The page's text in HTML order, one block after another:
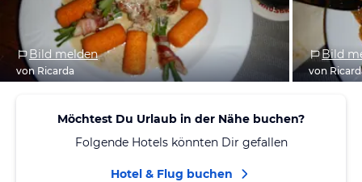
Bild melden
von Ricarda
Bild
von
Möchtest Du Urlaub in der Nähe buchen?
Folgende Hotels könnten Dir gefallen
Hotel & Flug buchen